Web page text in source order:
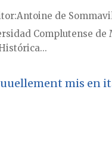
Antoine de
Complutense de
mis en